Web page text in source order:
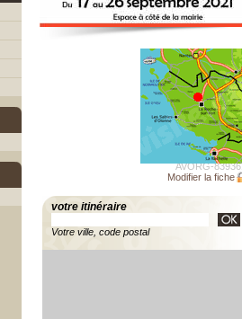
AVORG-
Modifier la fiche
votre itinéraire
Votre ville, code postal